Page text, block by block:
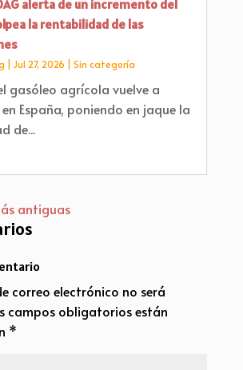
alerta de un incremento del
la rentabilidad de las
Jul 27, 2026 Sin categoría
gasóleo agrícola vuelve a
España, poniendo en jaque la
de...
antiguas
correo electrónico no será
campos obligatorios están
*